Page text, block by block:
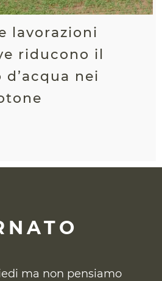
lavorazioni
riducono il
nei
ma non pensiamo